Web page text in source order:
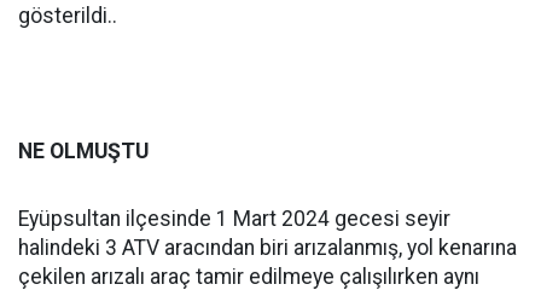
gösterildi..
NE OLMUŞTU
Eyüpsultan ilçesinde 1 Mart 2024 gecesi seyir
halindeki 3 ATV aracından biri arızalanmış, yol kenarına
çekilen arızalı araç tamir edilmeye çalışılırken aynı